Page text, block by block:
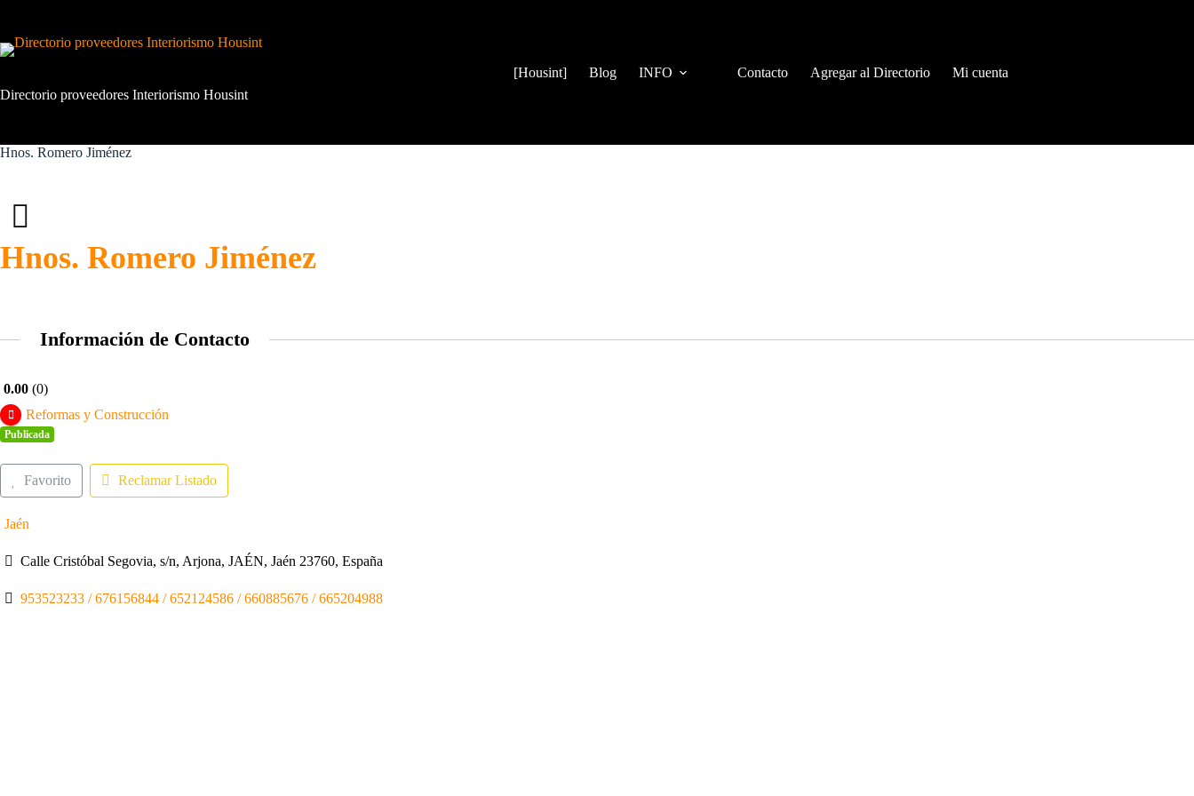
contenido
Directorio proveedores Interiorismo Housint
[Housint] Blog INFO Contacto Agregar al Directorio Mi cuenta
Hnos. Romero Jiménez
Hnos. Romero Jiménez
Información de Contacto
0.00 0
Reformas y Construcción
Publicada
Favorito Reclamar Listado
Jaén
Calle Cristóbal Segovia, s/n, Arjona, JAÉN, Jaén 23760, España
953523233 / 676156844 / 652124586 / 660885676 / 665204988